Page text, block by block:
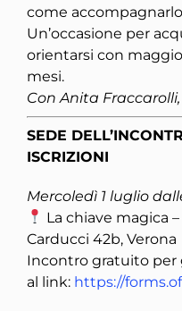
come
Un’occasione per
orientarsi con
mesi.
Con Anita
SEDE
ISCRIZIONI
Mercoledì 1 luglio
La chiave magica
Carducci 42b, Verona
Incontro gratuito per
al link: https://